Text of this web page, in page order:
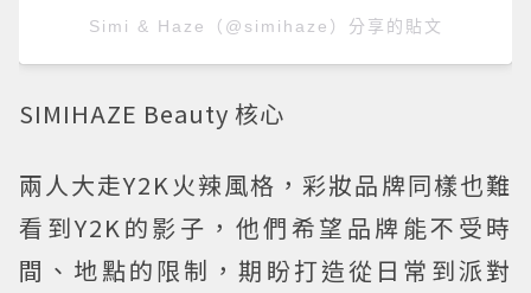
Simi & Haze（@simihaze）分享的貼文
SIMIHAZE Beauty 核心
兩人大走Y2K火辣風格，彩妝品牌同樣也難
看到Y2K的影子，他們希望品牌能不受時
間、地點的限制，期盼打造從日常到派對